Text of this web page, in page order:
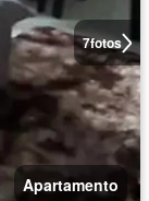
7fotos
Apartamento